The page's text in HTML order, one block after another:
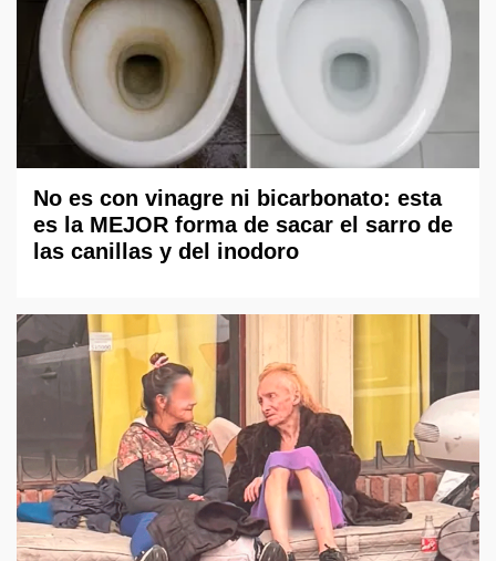
No es con vinagre ni bicarbonato: esta
es la MEJOR forma de sacar el sarro de
las canillas y del inodoro